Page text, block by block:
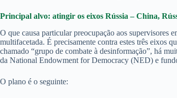
Principal alvo: atingir os eixos Rússia – China,
O que causa particular preocupação aos supervisores
multifacetada. É precisamente contra estes três eixos
chamado “grupo de combate à desinformação”, há
da National Endowment for Democracy (NED) e
O plano é o seguinte: